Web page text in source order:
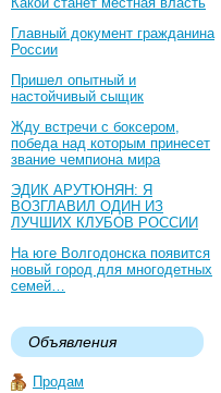
Главный документ гражданина
России
Пришел опытный и
настойчивый сыщик
Жду встречи с боксером,
победа над которым принесет
звание чемпиона мира
ЭДИК АРУТЮНЯН: Я
ВОЗГЛАВИЛ ОДИН ИЗ
ЛУЧШИХ КЛУБОВ РОССИИ
На юге Волгодонска появится
новый город для многодетных
семей…
Объявления
Продам